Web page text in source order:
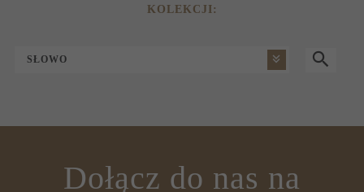
KOLEKCJI:
SŁOWO
Dołącz do nas na